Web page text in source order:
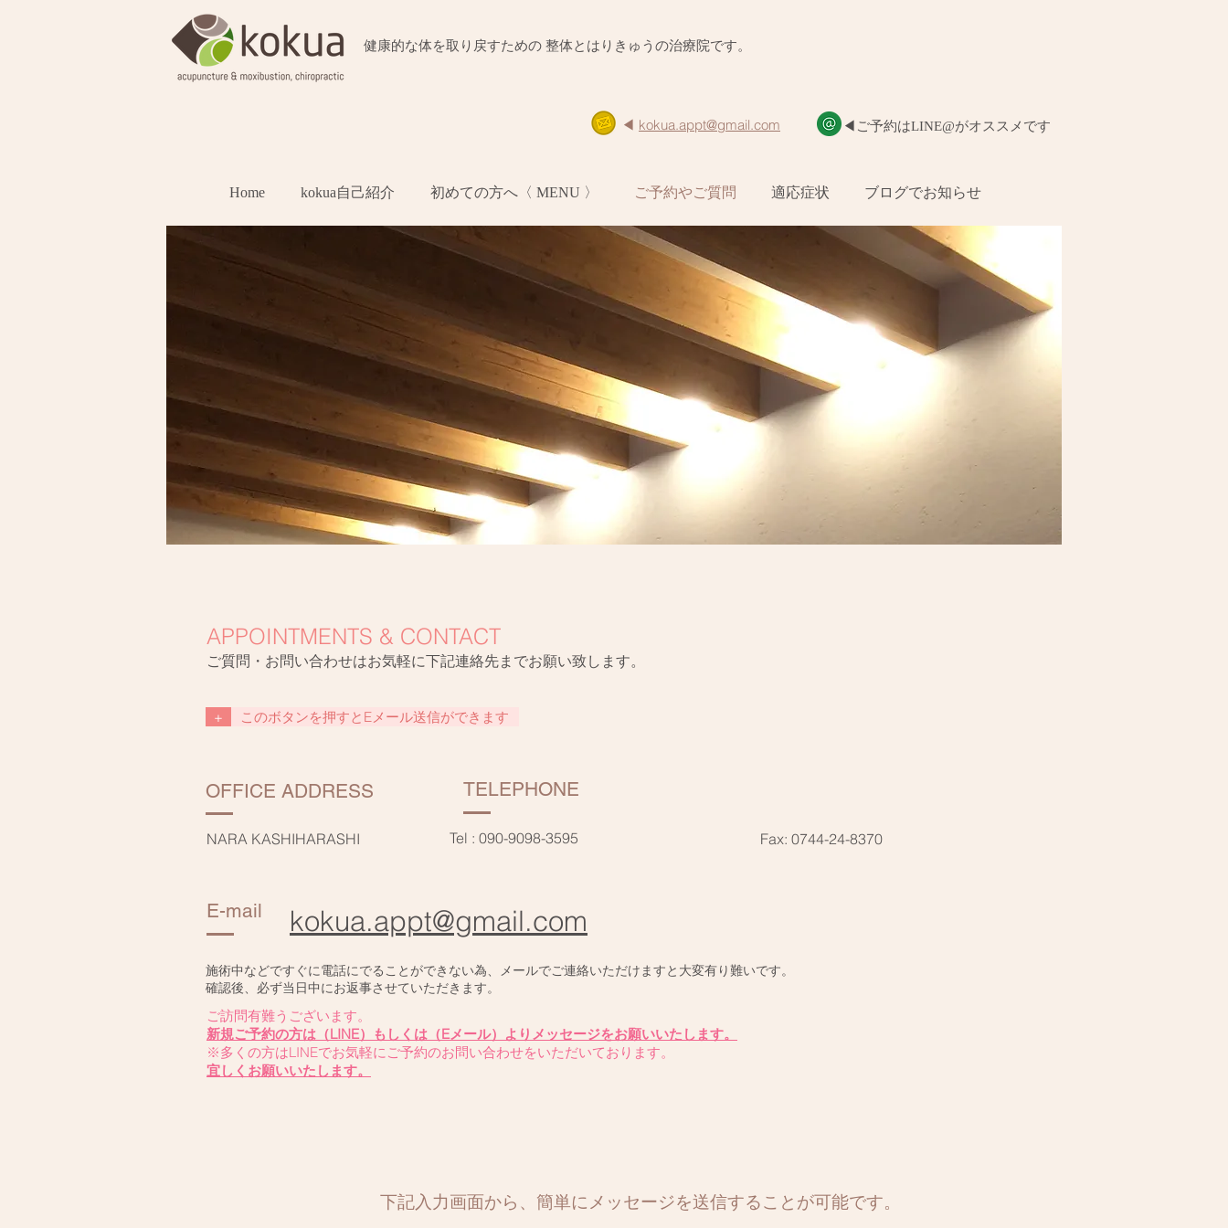
​健康的な体を取り戻すための 整体とはりきゅうの治療院です。
◀︎ ​ kokua.appt@gmail.com ​◀︎ご予約はLINE@がオススメです
Home kokua自己紹介 初めての方へ〈 MENU 〉 ご予約やご質問 適応症状 ブログでお知らせ
APPOINTMENTS & CONTACT
ご質問・お問い合わせはお気軽に下記連絡先までお願い致します。
+ このボタンを押すとEメール送信ができます
OFFICE ADDRESS TELEPHONE
NARA KASHIHARASHI Tel : 090-9098-3595 Fax: 0744-24-8370
E-mail kokua.appt@gmail.com​
施術中などですぐに電話にでることができない為、メールでご連絡いただけますと大変有り難いです。
​確認後、必ず当日中にお返事させていただきます。
ご訪問有難うございます。
新規ご予約の方は（LINE）もしくは（Eメール）よりメッセージをお願いいたします。
※多くの方はLINEでお気軽にご予約のお問い合わせをいただいております。
宜しくお願いいたします。
​下記入力画面から、簡単にメッセージを送信することが可能です。